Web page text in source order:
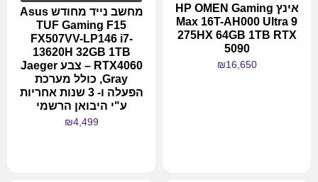
אינץ HP OMEN Gaming
Max 16T-AH000 Ultra 9
275HX 64GB 1TB RTX
5090
₪16,650
מחשב נייד מחודש Asus
TUF Gaming F15
FX507VV-LP146 i7-
13620H 32GB 1TB
RTX4060 – צבע Jaeger
Gray, כולל מערכת
הפעלה ו- 3 שנות אחריות
ע"י היבואן הרשמי
₪4,499